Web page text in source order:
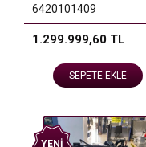
6420101409
1.299.999,60 TL
SEPETE EKLE
YENI